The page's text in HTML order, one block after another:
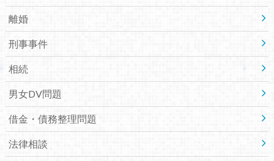
離婚
刑事事件
相続
男女DV問題
借金・債務整理問題
法律相談